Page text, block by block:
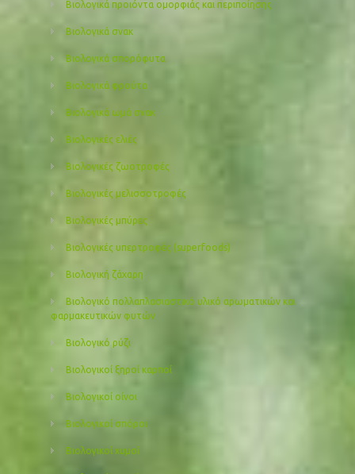
Βιολογικά προιόντα ομορφιάς και περιποίησης
Βιολογικά σνακ
Βιολογικά σπορόφυτα
Βιολογικά φρούτα
Βιολογικά ωμά σνακ
Βιολογικές ελιές
Βιολογικές ζωοτροφές
Βιολογικές μελισσοτροφές
Βιολογικές μπύρες
Βιολογικές υπερτροφές (superfoods)
Βιολογική ζάχαρη
Βιολογικό πολλαπλασιαστικό υλικό αρωματικών και
φαρμακευτικών φυτών
Βιολογικό ρύζι
Βιολογικοί ξηροί καρποί
Βιολογικοί οίνοι
Βιολογικοί σπόροι
Βιολογικοί χυμοί